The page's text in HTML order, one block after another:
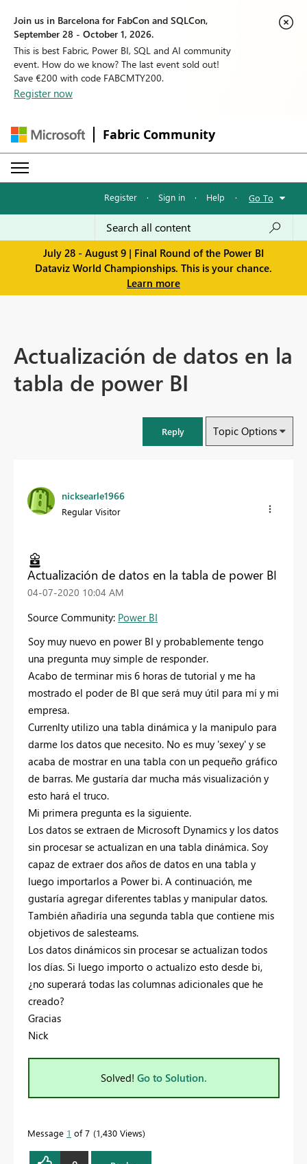
Join us in Barcelona for FabCon and SQLCon,
September 28 - October 1, 2026.
This is best Fabric, Power BI, SQL and AI community
event. How do we know? The last event sold out!
Save €200 with code FABCMTY200.
Register now
Fabric Community
Register · Sign in · Help · Go To
July 28 - August 9 | Final Round of the Power BI
Dataviz World Championships. This is your chance.
Learn more
Actualización de datos en la
tabla de power BI
Reply Topic Options
nicksearle1966
Regular Visitor
Actualización de datos en la tabla de power BI
‎04-07-2020 10:04 AM
Source Community: Power BI
Soy muy nuevo en power BI y probablemente tengo
una pregunta muy simple de responder.
Acabo de terminar mis 6 horas de tutorial y me ha
mostrado el poder de BI que será muy útil para mí y mi
empresa.
Currenlty utilizo una tabla dinámica y la manipulo para
darme los datos que necesito. No es muy 'sexey' y se
acaba de mostrar en una tabla con un pequeño gráfico
de barras. Me gustaría dar mucha más visualización y
esto hará el truco.
Mi primera pregunta es la siguiente.
Los datos se extraen de Microsoft Dynamics y los datos
sin procesar se actualizan en una tabla dinámica. Soy
capaz de extraer dos años de datos en una tabla y
luego importarlos a Power bi. A continuación, me
gustaría agregar diferentes tablas y manipular datos.
También añadiría una segunda tabla que contiene mis
objetivos de salesteams.
Los datos dinámicos sin procesar se actualizan todos
los días. Si luego importo o actualizo esto desde bi,
¿no superará todas las columnas adicionales que he
creado?
Gracias
Nick
Solved! Go to Solution.
Message 1 of 7 1,430 Views